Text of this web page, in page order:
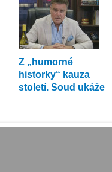
Z „humorné
historky“ kauza
století. Soud ukáže